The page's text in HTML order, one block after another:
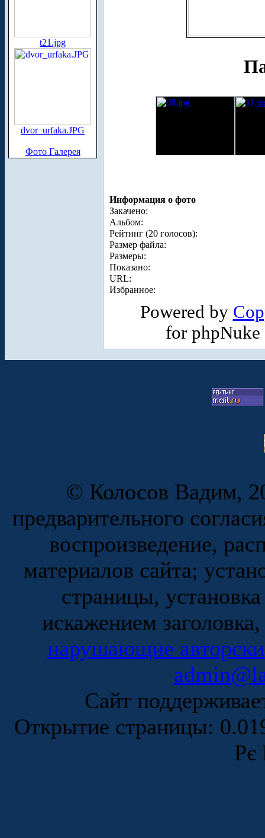
t21.jpg
dvor_urfaka.JPG
Фото Галерея
Информация о фото
Закачено:
Альбом:
Рейтинг (20 голосов):
Размер файла:
Размеры:
Показано:
URL:
Избранное:
Powered by
for
© Колосов Вадим,
предварительного
воспроизведение,
материалов сайта;
страницы,
искажением
нарушающие
Сайт
Открытие страницы:
Рє